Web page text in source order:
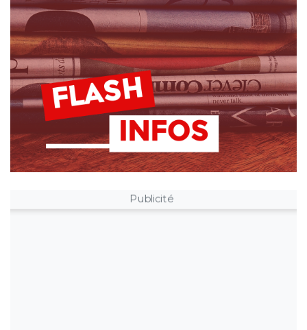
Publicité